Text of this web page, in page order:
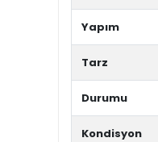
Yapım
Tarz
Durumu
Kondisyon